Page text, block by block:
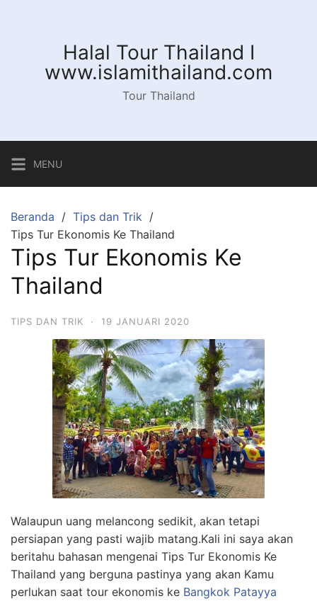
Halal Tour Thailand I
www.islamithailand.com
Tour Thailand
MENU
Beranda
Tips dan Trik
Tips Tur Ekonomis Ke Thailand
Tips Tur Ekonomis Ke
Thailand
TIPS DAN TRIK · 19 JANUARI 2020
Walaupun uang melancong sedikit, akan tetapi
persiapan yang pasti wajib matang.Kali ini saya akan
beritahu bahasan mengenai Tips Tur Ekonomis Ke
Thailand yang berguna pastinya yang akan Kamu
perlukan saat tour ekonomis ke Bangkok Patayya